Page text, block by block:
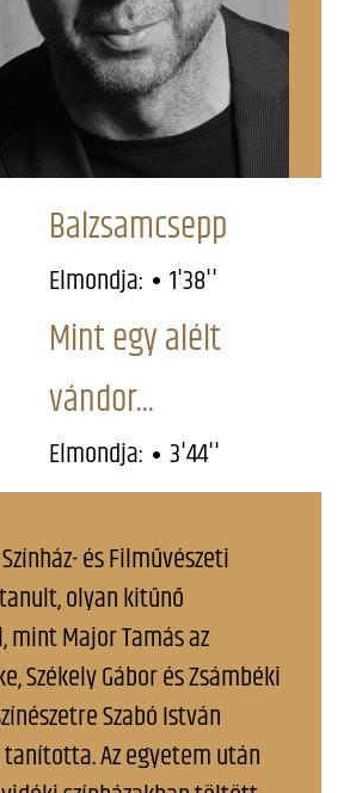
Balzsamcsepp
Elmondja: 1'38''
Mint egy alélt
vándor...
Elmondja: 3'44''
és Filművészeti
olyan kitűnő
Major Tamás az
Székely Gábor és Zsámbéki
Szabó István
Az egyetem után